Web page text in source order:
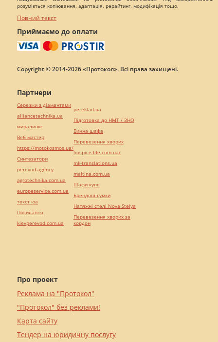
розуміється копіювання, адаптація, рерайтинг, модифікація тощо.
Повний текст
Приймаємо до оплати
Copyright © 2014-2026 «Протокол». Всі права захищені.
Про проект
Реклама на "Протокол"
"Протокол" без реклами!
Карта сайту
Тендер на юридичну послугу
Партнери
Сережки з діамантами
alliancetechnika.ua
миралинкс
Веб мастер
https://motokosmos.ua/
Синтезатори
perevod.agency
agrotechnika.com.ua
europeservice.com.ua
текст юа
Посилання
kievperevod.com.ua
pereklad.ua
Підготовка до НМТ / ЗНО
Винна шафа
Перевезення хворих
hospice-life.com.ua/
mk-translations.ua
maltina.com.ua
Шафи купе
Брендові сумки
Натяжні стелі Nova Stelya
Перевезення хворих за
кордон